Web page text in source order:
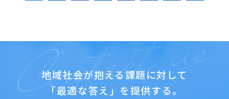
地域社会が抱える課題に対して
「最適な答え」を提供する。